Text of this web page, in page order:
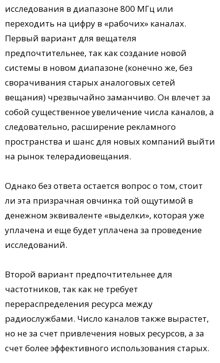
исследования в диапазоне 800 МГц или
переходить на цифру в «рабочих» каналах.
Первый вариант для вещателя
предпочтительнее, так как создание новой
системы в новом диапазоне (конечно же, без
сворачивания старых аналоговых сетей
вещания) чрезвычайно заманчиво. Он влечет за
собой существенное увеличение числа каналов, а
следовательно, расширение рекламного
пространства и шанс для новых компаний выйти
на рынок телерадиовещания.
Однако без ответа остается вопрос о том, стоит
ли эта призрачная овчинка той ощутимой в
денежном эквиваленте «выделки», которая уже
уплачена и еще будет уплачена за проведение
исследований.
Второй вариант предпочтительнее для
частотников, так как не требует
перераспределения ресурса между
радиослужбами. Число каналов также вырастет,
но не за счет привлечения новых ресурсов, а за
счет более эффективного использования старых.